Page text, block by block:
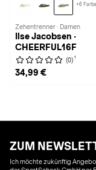
+6
Zehentrenner · Damen
Ilse Jacobsen ·
CHEERFUL16F
(0) 1
34,99 €
ZUM
Ich möchte zukünftig